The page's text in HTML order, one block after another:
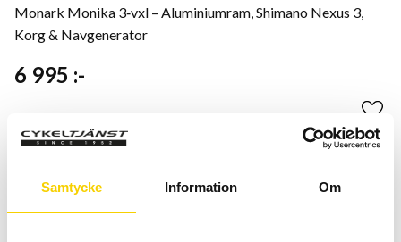
Samtycke Information Om
Monark Monika 3‑vxl – Aluminiumram, Shimano Nexus 3,
Korg & Navgenerator
6 995 :-
Antal
+
-
KÖP